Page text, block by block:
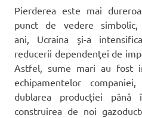
Pierderea este mai
punct de vedere
ani, Ucraina şi-a
reducerii dependenţei de
Astfel, sume mari au fost
echipamentelor
dublarea producţiei
construirea de noi